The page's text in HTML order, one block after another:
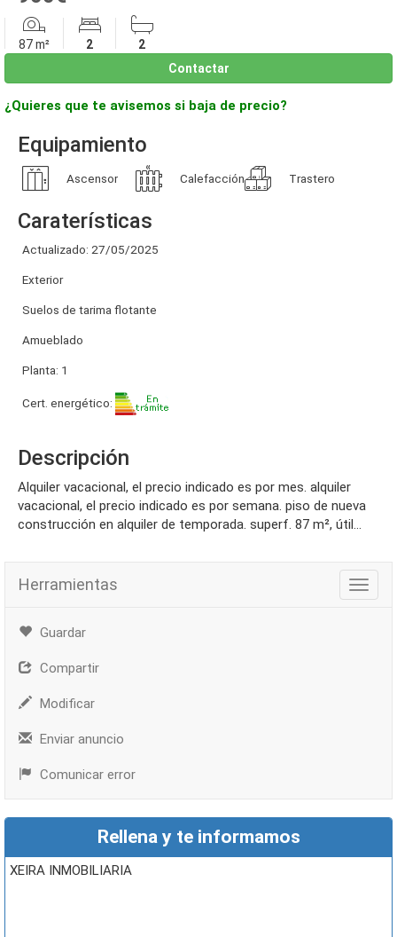
87 m² 2
2
Contactar
¿Quieres que te avisemos si baja de precio?
Equipamiento
Ascensor Calefacción Trastero
Caraterísticas
Actualizado: 27/05/2025
Exterior
Suelos de tarima flotante
Amueblado
Planta: 1
Cert. energético:
Descripción
alquiler vacacional, el precio indicado es por mes. alquiler
vacacional, el precio indicado es por semana. piso de nueva
construcción en alquiler de temporada. superf. 87 m², útil...
Herramientas
Guardar
Compartir
Modificar
Enviar anuncio
Comunicar error
Rellena y te informamos
XEIRA INMOBILIARIA